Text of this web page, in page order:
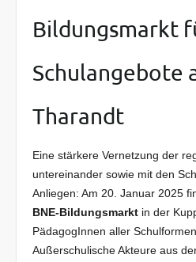
Bildungsmarkt
Schulangebote
Tharandt
Eine stärkere Vernetzung der
untereinander sowie mit den
Anliegen: Am 20. Januar 2025
BNE-Bildungsmarkt in der
PädagogInnen aller
Außerschulische Akteure aus